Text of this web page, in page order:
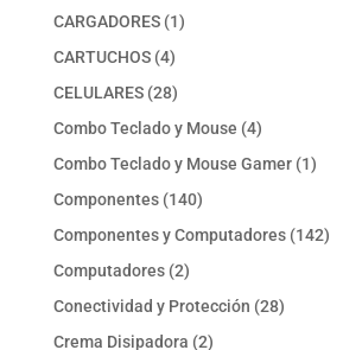
CARGADORES 11
CARTUCHOS 44
productos
CELULARES 2828
productos
Combo Teclado y Mouse 44
productos
Combo Teclado y Mouse Gamer 11
Componentes 140140
productos
Componentes y Computadores 142142
Computadores 22
productos
Conectividad y Protección 2828
Crema Disipadora 22